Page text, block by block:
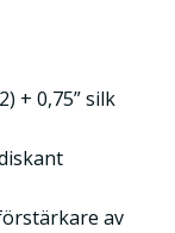
+ 0,75” silk
av